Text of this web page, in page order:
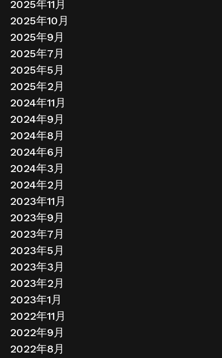
2025年11月
2025年10月
2025年9月
2025年7月
2025年5月
2025年2月
2024年11月
2024年9月
2024年8月
2024年6月
2024年3月
2024年2月
2023年11月
2023年9月
2023年7月
2023年5月
2023年3月
2023年2月
2023年1月
2022年11月
2022年9月
2022年8月